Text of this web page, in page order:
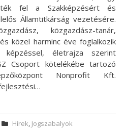
fel a Szakképzésért és
Államtitkárság vezetésére.
közgazdász-tanár,
közel harminc éve foglalkozik
képzéssel, életrajza szerint
Csoport kötelékébe tartozó
Nonprofit Kft.
Hírek, Jogszabalyok